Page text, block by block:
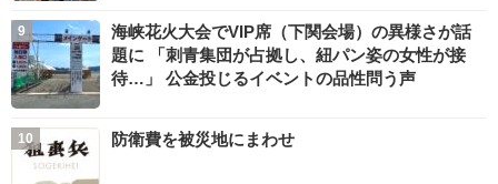
海峡花火大会でVIP席（下関会場）の異様さが話
題に 「刺青集団が占拠し、紐パン姿の女性が接
待…」 公金投じるイベントの品性問う声
防衛費を被災地にまわせ